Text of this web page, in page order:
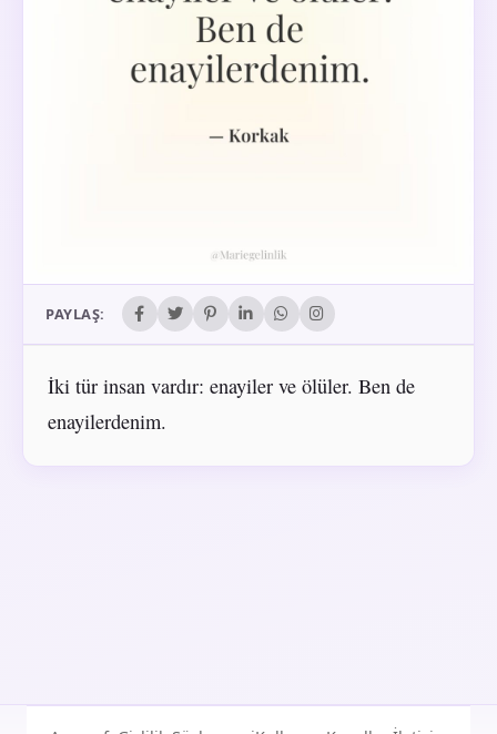
PAYLAŞ:
İki tür insan vardır: enayiler ve ölüler. Ben de
enayilerdenim.